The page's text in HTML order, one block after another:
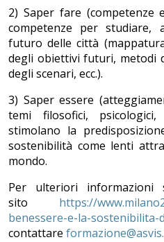
2) Saper fare (competenze
competenze per studiare,
futuro delle città
degli obiettivi futuri, metodi
degli scenari, ecc.).
3) Saper essere
temi filosofici,
stimolano la
sostenibilità come lenti
mondo.
Per ulteriori
sito https://
benessere-e-la-
contattare